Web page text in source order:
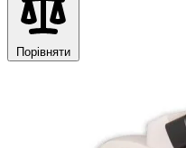
Порівняти